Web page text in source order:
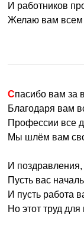
И работников
Желаю вам всем
Спасибо вам за
Благодаря вам
Профессии все
Мы шлём вам
И
Пусть вас
И пусть работа
Но этот труд